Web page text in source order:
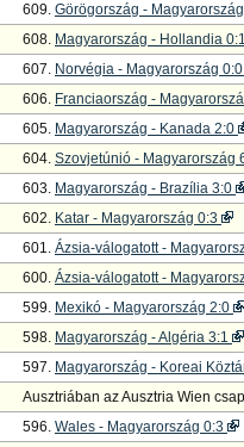
609. Görögország -
608. Magyarország - Hollandia
607. Norvégia - Magyarország
606. Franciaország -
605. Magyarország - Kanada 2:0
604. Szovjetúnió - Magyarország
603. Magyarország - Brazília 3:0
602. Katar - Magyarország 0:3
601. Ázsia-válogatott -
600. Ázsia-válogatott -
599. Mexikó - Magyarország 2:0
598. Magyarország - Algéria 3:1
597. Magyarország - Koreai
Ausztriában az Ausztria Wien
596. Wales - Magyarország 0:3